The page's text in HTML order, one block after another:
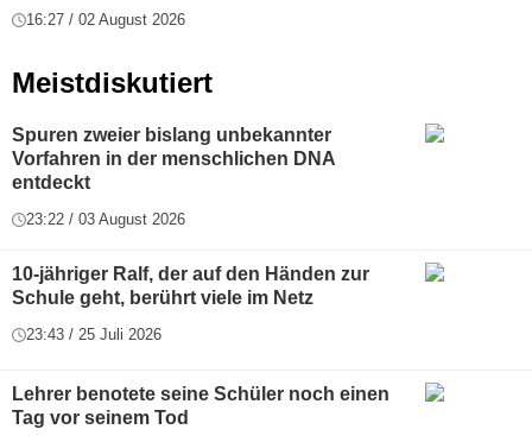
16:27 / 02 August 2026
Meistdiskutiert
Spuren zweier bislang unbekannter
Vorfahren in der menschlichen DNA
entdeckt
23:22 / 03 August 2026
10-jähriger Ralf, der auf den Händen zur
Schule geht, berührt viele im Netz
23:43 / 25 Juli 2026
Lehrer benotete seine Schüler noch einen
Tag vor seinem Tod